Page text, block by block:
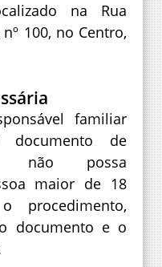
na Rua
100, no Centro,
familiar
documento de
não possa
maior de 18
procedimento,
documento e o